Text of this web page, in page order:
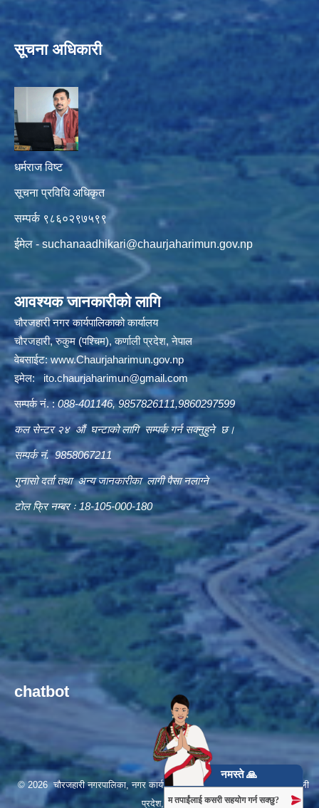
सूचना अधिकारी
धर्मराज विष्ट
सूचना प्रविधि अधिकृत
सम्पर्क ९८६०२९७५९९
ईमेल -suchanaadhikari@chaurjaharimun.gov.np
आवश्यक जानकारीको लागि
चौरजहारी नगर कार्यपालिकाको कार्यालय
चौरजहारी, रुकुम (पश्चिम), कर्णाली प्रदेश, नेपाल
वेबसाईट:www.Chaurjaharimun.gov.np
इमेल: ito.chaurjaharimun@gmail.com
सम्पर्क नं. :088-401146, 9857826111,9860297599
कल सेन्टर २४ औं घन्टाको लागि सम्पर्क गर्न सक्नुहुने छ।
सम्पर्क नं. 9858067211
गुनासो दर्ता तथा अन्य जानकारीका लागी पैसा नलाग्ने
टोल फ्रि नम्बर ः 18-105-000-180
chatbot
© 2026 चौरजहारी नगरपालिका, नगर कार्यपालिकाको कार्यालय, रुकुम (पश्चिम), कर्णाली
प्रदेश, नेपाल
नमस्ते 🙏
म तपाईंलाई कसरी सहयोग गर्न सक्छु?